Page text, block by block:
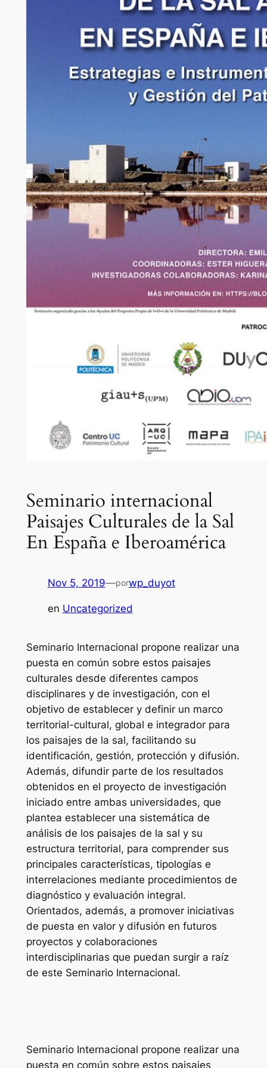
Seminario internacional
Paisajes Culturales de la Sal
En España e Iberoamérica
Nov 5, 2019—porwp_duyot
en Uncategorized
Seminario Internacional propone realizar una
puesta en común sobre estos paisajes
culturales desde diferentes campos
disciplinares y de investigación, con el
objetivo de establecer y definir un marco
territorial-cultural, global e integrador para
los paisajes de la sal, facilitando su
identificación, gestión, protección y difusión.
Además, difundir parte de los resultados
obtenidos en el proyecto de investigación
iniciado entre ambas universidades, que
plantea establecer una sistemática de
análisis de los paisajes de la sal y su
estructura territorial, para comprender sus
principales características, tipologías e
interrelaciones mediante procedimientos de
diagnóstico y evaluación integral.
Orientados, además, a promover iniciativas
de puesta en valor y difusión en futuros
proyectos y colaboraciones
interdisciplinarias que puedan surgir a raíz
de este Seminario Internacional.
Seminario Internacional propone realizar una
puesta en común sobre estos paisajes